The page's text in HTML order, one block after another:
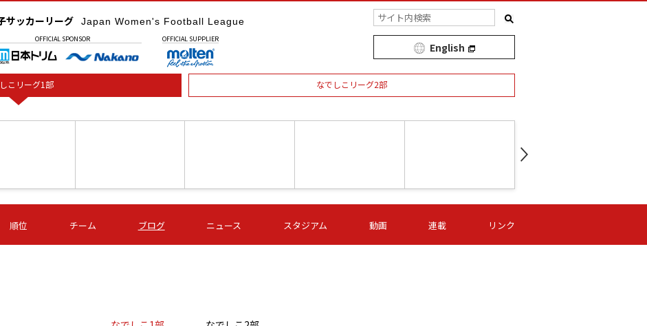
サッカーリーグ Japan Women's Football League
OFFICIAL SPONSOR OFFICIAL SUPPLIER
English
こリーグ1部 なでしこリーグ2部
09/05 (土) 15:00
石人の星
-
第16節 09/05 (土) 16:00
ＡＧＦ
-
いちご
-
第16節 09/06 (日) 15:00
-
第16節 09/06 (日) 15:00
- -
順位 チーム ブログ ニュース スタジアム 動画 連載 リンク